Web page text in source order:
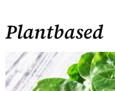
Plantbased